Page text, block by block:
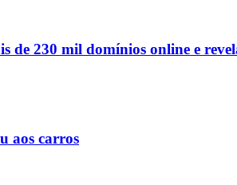
de 230 mil domínios online e
aos carros